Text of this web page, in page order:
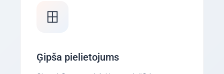
Ģipša pielietojums